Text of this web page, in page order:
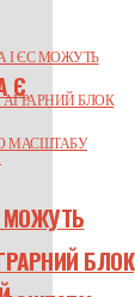
Є
МОЖУТЬ
БЛОК